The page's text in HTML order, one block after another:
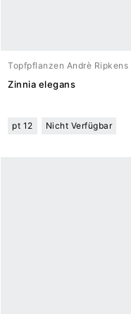
Topfpflanzen Andrè Ripkens
Zinnia elegans
pt 12 Nicht Verfügbar